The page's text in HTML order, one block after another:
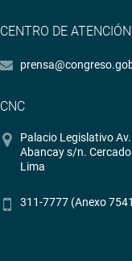
CENTRO DE ATENCIÓN
CNC
Palacio Legislativo Av.
Abancay s/n.
Lima
311-7777 (Anexo